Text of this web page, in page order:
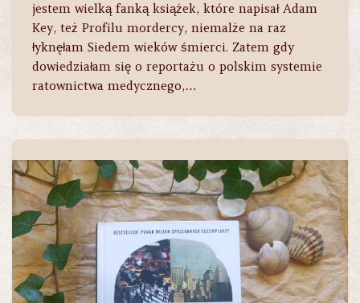
jestem wielką fanką książek, które napisał Adam
Key, też Profilu mordercy, niemalże na raz
łyknęłam Siedem wieków śmierci. Zatem gdy
dowiedziałam się o reportażu o polskim systemie
ratownictwa medycznego,…